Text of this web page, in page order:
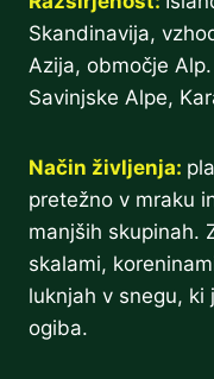
Skandinavija,
Azija, območje
Savinjske Alpe,
Način življenja:
pretežno v mraku
manjših skupinah.
skalami,
luknjah v snegu, ki
ogiba.